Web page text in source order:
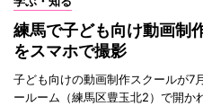
練馬で子ども向け動画
をスマホで撮影
子ども向けの動画制作スクールが7
ールーム（練馬区豊玉北2）で開か